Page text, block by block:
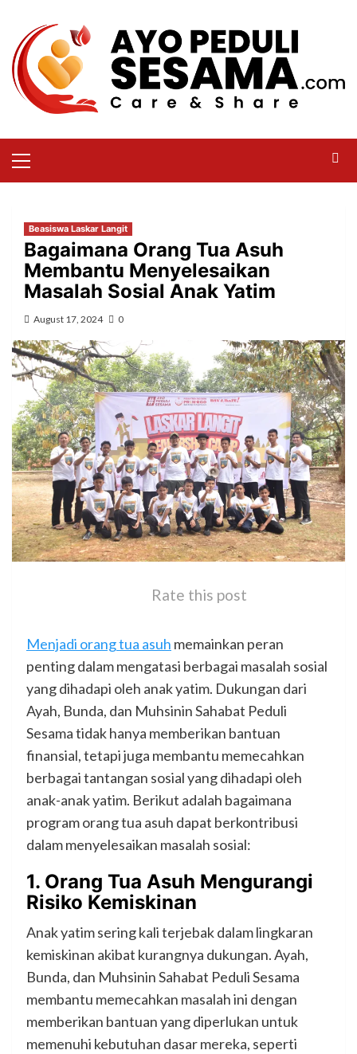
Beasiswa Laskar Langit
Bagaimana Orang Tua Asuh
Membantu Menyelesaikan
Masalah Sosial Anak Yatim
August 17, 2024 0
Rate this post
Menjadi orang tua asuh memainkan peran
penting dalam mengatasi berbagai masalah sosial
yang dihadapi oleh anak yatim. Dukungan dari
Ayah, Bunda, dan Muhsinin Sahabat Peduli
Sesama tidak hanya memberikan bantuan
finansial, tetapi juga membantu memecahkan
berbagai tantangan sosial yang dihadapi oleh
anak-anak yatim. Berikut adalah bagaimana
program orang tua asuh dapat berkontribusi
dalam menyelesaikan masalah sosial:
1. Orang Tua Asuh Mengurangi
Risiko Kemiskinan
Anak yatim sering kali terjebak dalam lingkaran
kemiskinan akibat kurangnya dukungan. Ayah,
Bunda, dan Muhsinin Sahabat Peduli Sesama
membantu memecahkan masalah ini dengan
memberikan bantuan yang diperlukan untuk
memenuhi kebutuhan dasar mereka, seperti